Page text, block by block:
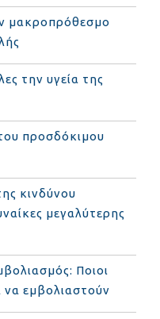
μακροπρόθεσμο
την υγεία της
προσδόκιμου
κινδύνου
μεγαλύτερης
Ποιοι
να εμβολιαστούν